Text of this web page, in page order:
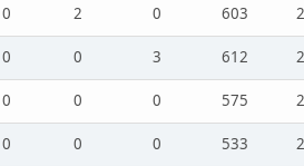
0 2 0 603
0 0 3 612
0 0 0 575
0 0 0 533